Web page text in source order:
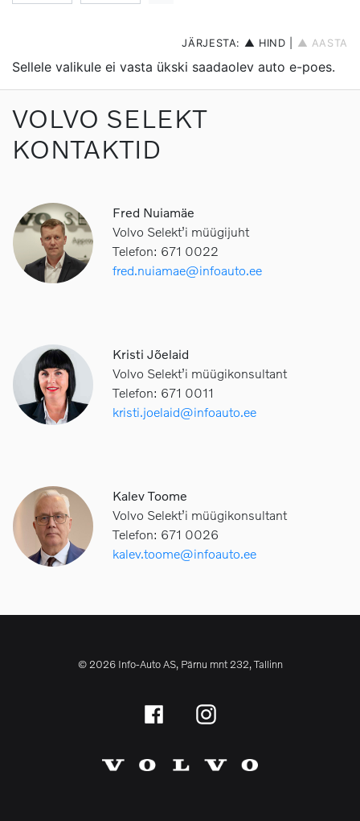
JÄRJESTA: ▲ HIND ▲ AASTA
Sellele valikule ei vasta ükski saadaolev auto e-poes.
VOLVO SELEKT
KONTAKTID
Fred Nuiamäe
Volvo Selekt’i müügijuht
Telefon: 671 0022
fred.nuiamae@infoauto.ee
Kristi Jõelaid
Volvo Selekt’i müügikonsultant
Telefon: 671 0011
kristi.joelaid@infoauto.ee
Kalev Toome
Volvo Selekt’i müügikonsultant
Telefon: 671 0026
kalev.toome@infoauto.ee
© 2026 Info-Auto AS, Pärnu mnt 232, Tallinn